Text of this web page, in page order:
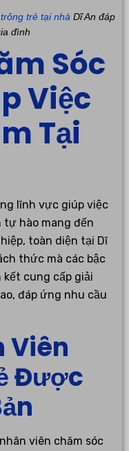
trẻ tại nhà Dĩ An đáp
đình
Sóc
Việc
Tại
lĩnh vực giúp việc
tự hào mang đến
toàn diện tại Dĩ
thức mà các bậc
kết cung cấp giải
đáp ứng nhu cầu
Viên
Được
viên chăm sóc